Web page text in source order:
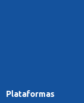
Plataformas